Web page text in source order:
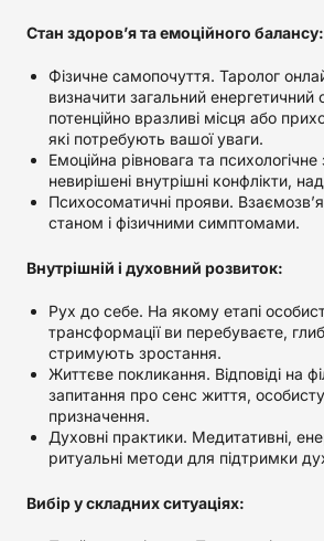
Стан здоров’я та емоційного балансу:
Фізичне самопочуття. Таролог
визначити загальний енергетичний
потенційно вразливі місця або
які потребують вашої уваги.
Емоційна рівновага та
невирішені внутрішні конфлікти,
Психосоматичні прояви.
станом і фізичними симптомами.
Внутрішній і духовний розвиток:
Рух до себе. На якому етапі
трансформації ви перебуваєте,
стримують зростання.
Життєве покликання. Відповіді на
запитання про сенс життя,
призначення.
Духовні практики. Медитативні,
ритуальні методи для підтримки
Вибір у складних ситуаціях: